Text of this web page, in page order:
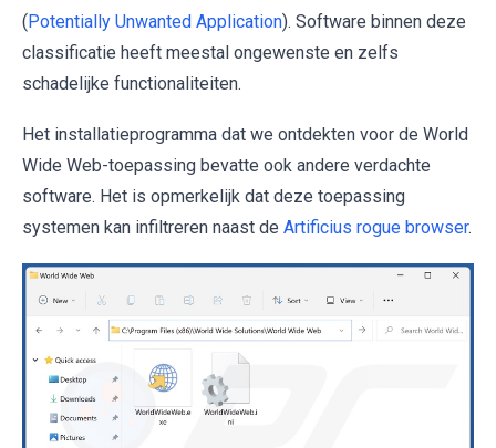
(Potentially Unwanted Application). Software binnen deze
classificatie heeft meestal ongewenste en zelfs
schadelijke functionaliteiten.
Het installatieprogramma dat we ontdekten voor de World
Wide Web-toepassing bevatte ook andere verdachte
software. Het is opmerkelijk dat deze toepassing
systemen kan infiltreren naast de Artificius rogue browser.